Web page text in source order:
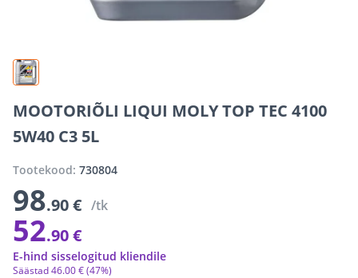
MOOTORIÕLI LIQUI MOLY TOP TEC 4100
5W40 C3 5L
Tootekood: 730804
98.90 € /tk
52.90 €
Säästad46.00 €(47%)
E-hind sisselogitud kliendile